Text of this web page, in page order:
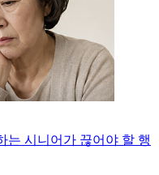
는 시니어가 끊어야 할 행